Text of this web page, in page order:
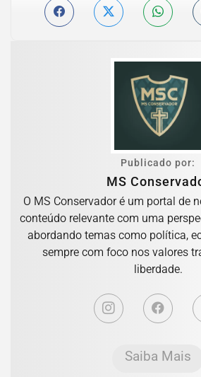
Publicado por:
MS
O MS Conservador é um portal de
conteúdo relevante com uma
abordando temas como política,
sempre com foco nos valores
liberdade.
Saiba Mais